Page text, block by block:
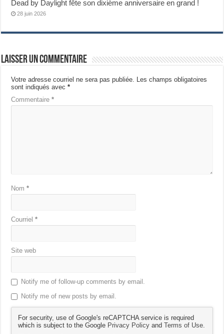
Dead by Daylight fête son dixième anniversaire en grand !
28 juin 2026
Laisser un commentaire
Votre adresse courriel ne sera pas publiée. Les champs obligatoires
sont indiqués avec*
Commentaire*
Nom*
Courriel*
Site web
Notify me of follow-up comments by email.
Notify me of new posts by email.
For security, use of Google's reCAPTCHA service is required
which is subject to the Google Privacy Policy andTerms of Use.